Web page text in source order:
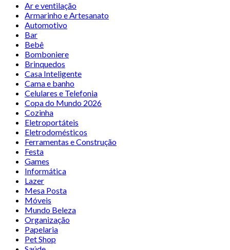
Ar e ventilação
Armarinho e Artesanato
Automotivo
Bar
Bebê
Bomboniere
Brinquedos
Casa Inteligente
Cama e banho
Celulares e Telefonia
Copa do Mundo 2026
Cozinha
Eletroportáteis
Eletrodomésticos
Ferramentas e Construção
Festa
Games
Informática
Lazer
Mesa Posta
Móveis
Mundo Beleza
Organização
Papelaria
Pet Shop